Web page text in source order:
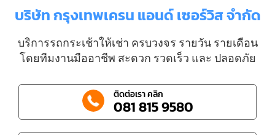
บริษัท กรุงเทพเครน แอนด์ เซอร์วิส จำกัด
บริการรถกระเช้าให้เช่า ครบวงจร รายวัน รายเดือน
โดยทีมงานมืออาชีพ สะดวก รวดเร็ว และ ปลอดภัย
ติดต่อเรา คลิก
081 815 9580